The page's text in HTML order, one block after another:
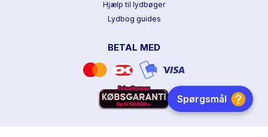
Hjælp til lydbøger
Lydbog guides
BETAL MED